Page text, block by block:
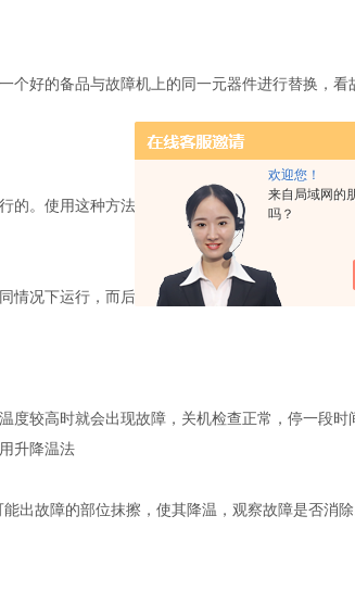
欢迎您！
来自局域网的
吗？
个好的备品与故障机上的同一元器件进行替换，看
的。使用这种方法还要具备必要的设备，例如，万
情况下运行，而后检测一些点的信号再比较所测
度较高时就会出现故障，关机检查正常，停一段
升降温法
出故障的部位抹擦，使其降温，观察故障是否